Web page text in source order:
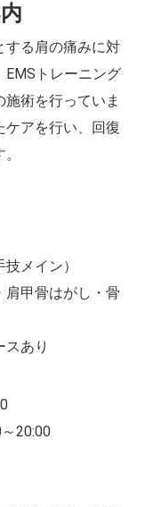
する肩の痛みに対
EMSトレーニング
術を行っていま
ケアを行い、回復
メイン）
肩甲骨はがし・骨
あり
20:00